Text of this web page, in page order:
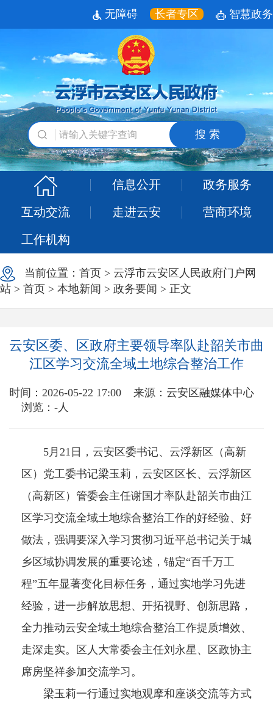
无障碍 长者专区 智慧政务
搜 索
信息公开 政务服务
互动交流 走进云安 营商环境
工作机构
当前位置： 首页 > 云浮市云安区人民政府门户网
站 > 首页 > 本地新闻 > 政务要闻 > 正文
云安区委、区政府主要领导率队赴韶关市曲
江区学习交流全域土地综合整治工作
时间：2026-05-22 17:00
来源：云安区融媒体中心
浏览： -人
5月21日，云安区委书记、云浮新区（高新
区）党工委书记梁玉莉，云安区区长、云浮新区
（高新区）管委会主任谢国才率队赴韶关市曲江
区学习交流全域土地综合整治工作的好经验、好
做法，强调要深入学习贯彻习近平总书记关于城
乡区域协调发展的重要论述，锚定“百千万工
程”五年显著变化目标任务，通过实地学习先进
经验，进一步解放思想、开拓视野、创新思路，
全力推动云安全域土地综合整治工作提质增效、
走深走实。区人大常委会主任刘永星、区政协主
席房坚祥参加交流学习。
梁玉莉一行通过实地观摩和座谈交流等方式